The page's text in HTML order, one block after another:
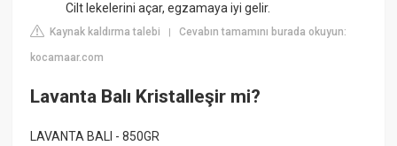
Cilt lekelerini açar, egzamaya iyi gelir.
Kaynak kaldırma talebi |Cevabın tamamını burada okuyun:
kocamaar.com
Lavanta Balı Kristalleşir mi?
LAVANTA BALI - 850GR